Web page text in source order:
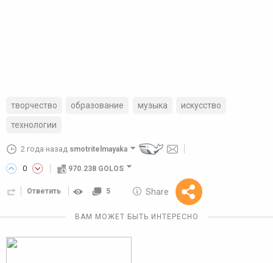
творчество образование музыка
искусство
технологии
2 года назад smotritelmayaka
0 970.238 GOLOS
Ответить 5 Share
Reward
10 GOLOS
ВАМ МОЖЕТ БЫТЬ ИНТЕРЕСНО